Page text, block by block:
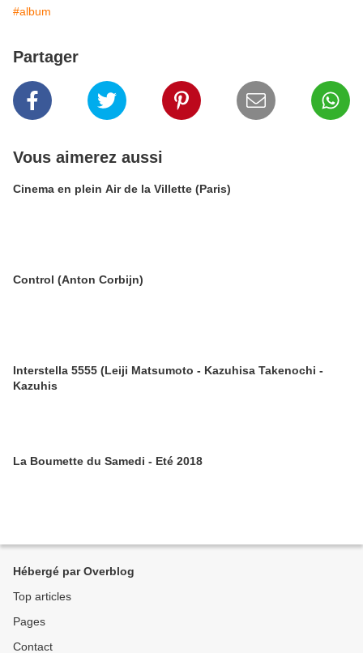
#album
Partager
Vous aimerez aussi
Cinema en plein Air de la Villette (Paris)
Control (Anton Corbijn)
Interstella 5555 (Leiji Matsumoto - Kazuhisa Takenochi -
Kazuhis
La Boumette du Samedi - Eté 2018
Hébergé par Overblog
Top articles
Pages
Contact